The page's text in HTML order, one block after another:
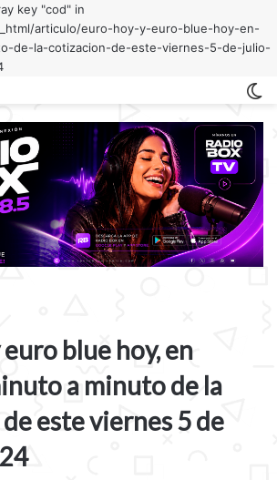
key "cod" in
articulo/euro-hoy-y-euro-blue-hoy-en-
de-la-cotizacion-de-este-viernes-5-de-julio-
blue hoy, en
a minuto de la
este viernes 5 de